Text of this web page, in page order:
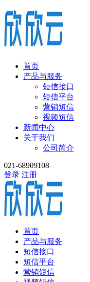
首页
产品与服务
短信接口
短信平台
营销短信
视频短信
新闻中心
关于我们
公司简介
021-68909108
登录 注册
首页
产品与服务
短信接口
短信平台
营销短信